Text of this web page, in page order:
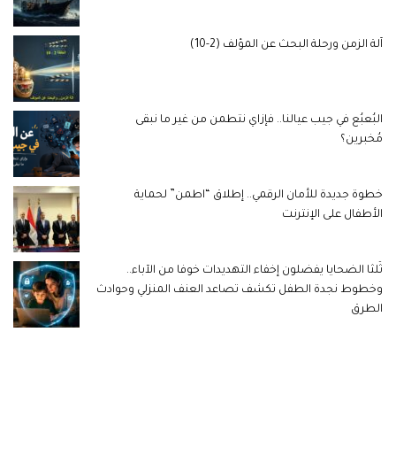
آلة الزمن ورحلة البحث عن المؤلف (2-10)
البُعبُع في جيب عيالنا.. فإزاي نتطمن من غير ما نبقى
مُخبرين؟
خطوة جديدة للأمان الرقمي.. إطلاق “اطمن” لحماية
الأطفال على الإنترنت
ثُلثا الضحايا يفضلون إخفاء التهديدات خوفا من الآباء..
وخطوط نجدة الطفل تكشف تصاعد العنف المنزلي وحوادث
الطرق